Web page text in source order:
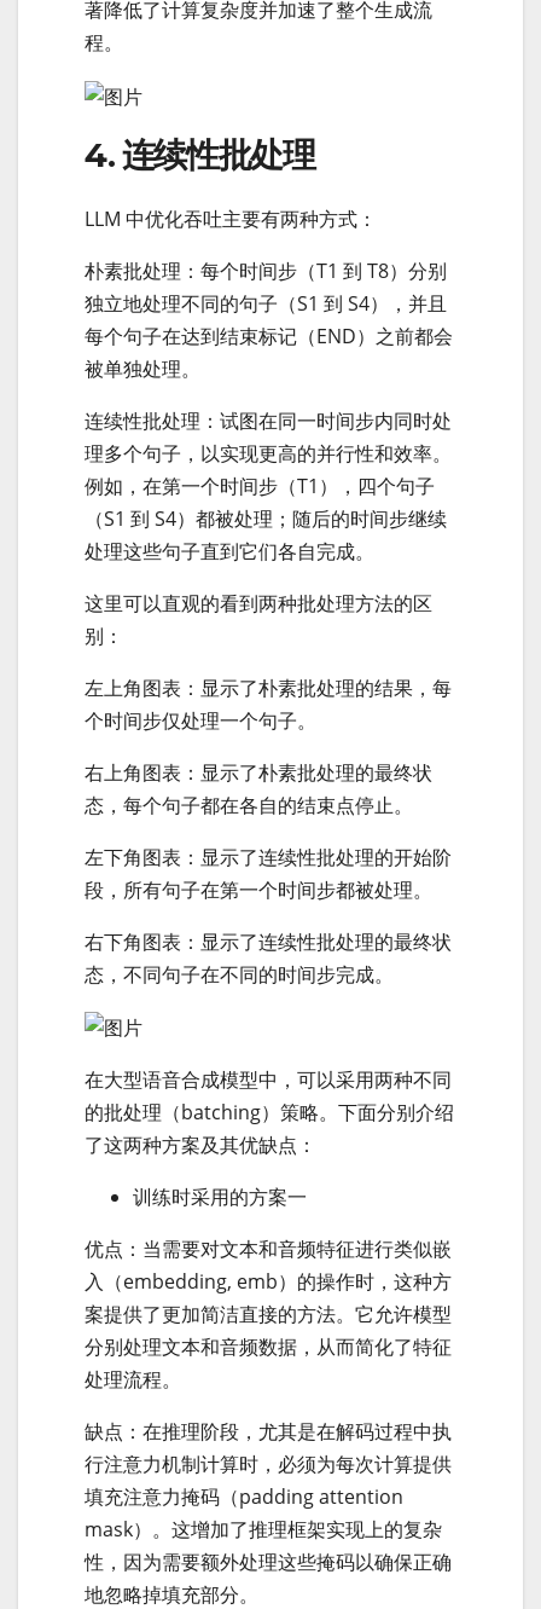
著降低了计算复杂度并加速了整个生成流
程。
4. 连续性批处理
LLM 中优化吞吐主要有两种方式：
朴素批处理：每个时间步（T1 到 T8）分别
独立地处理不同的句子（S1 到 S4），并且
每个句子在达到结束标记（END）之前都会
被单独处理。
连续性批处理：试图在同一时间步内同时处
理多个句子，以实现更高的并行性和效率。
例如，在第一个时间步（T1），四个句子
（S1 到 S4）都被处理；随后的时间步继续
处理这些句子直到它们各自完成。
这里可以直观的看到两种批处理方法的区
别：
左上角图表：显示了朴素批处理的结果，每
个时间步仅处理一个句子。
右上角图表：显示了朴素批处理的最终状
态，每个句子都在各自的结束点停止。
左下角图表：显示了连续性批处理的开始阶
段，所有句子在第一个时间步都被处理。
右下角图表：显示了连续性批处理的最终状
态，不同句子在不同的时间步完成。
在大型语音合成模型中，可以采用两种不同
的批处理（batching）策略。下面分别介绍
了这两种方案及其优缺点：
训练时采用的方案一
优点：当需要对文本和音频特征进行类似嵌
入（embedding, emb）的操作时，这种方
案提供了更加简洁直接的方法。它允许模型
分别处理文本和音频数据，从而简化了特征
处理流程。
缺点：在推理阶段，尤其是在解码过程中执
行注意力机制计算时，必须为每次计算提供
填充注意力掩码（padding attention
mask）。这增加了推理框架实现上的复杂
性，因为需要额外处理这些掩码以确保正确
地忽略掉填充部分。